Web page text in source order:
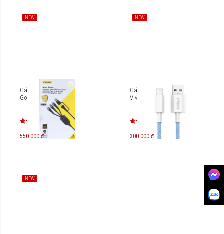
NEW
Cáp 3 in 1 Pisen Pro Mars
God 1.2m AP-FC15-1200
550.000 đ
NEW
Cáp Lightning Pisen Fast -
Vivid 2m AL34-2000
300.000 đ
NEW